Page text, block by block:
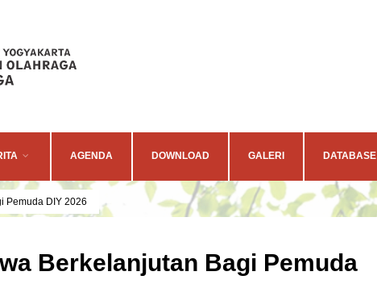
AGENDA DOWNLOAD GALERI DATABASE
Pemuda DIY 2026
Berkelanjutan Bagi Pemuda